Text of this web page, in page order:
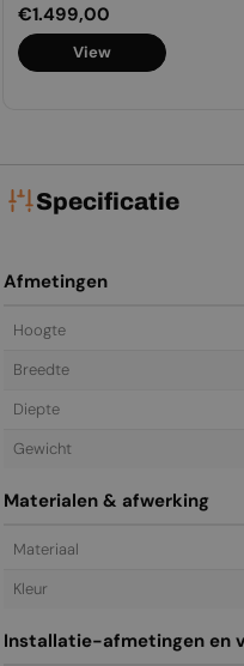
Normale
prijs
€1.499,00
View
Specificatie
Afmetingen
Hoogte
Breedte
Diepte
Gewicht
Materialen & afwerking
Materiaal
Kleur
Installatie-afmetingen en